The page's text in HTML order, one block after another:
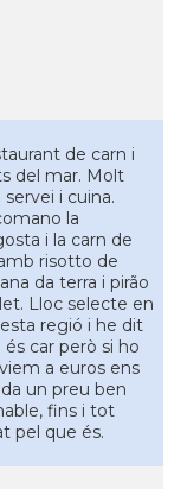
de carn i
del mar. Molt
servei i cuina.
la
i la carn de
risotto de
da terra i pirão
Lloc selecte en
regió i he dit
és car però si ho
a euros ens
un preu ben
fins i tot
pel que és.